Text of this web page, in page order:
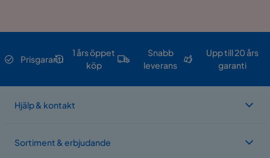
Prisgaranti
1 års öppet
köp
Snabb
leverans
Upp till 20 års
garanti
Hjälp & kontakt
Sortiment & erbjudande